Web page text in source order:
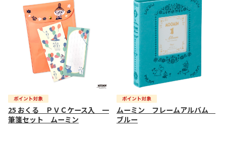
25 おくる ＰＶＣケース入 一
筆箋セット ムーミン
ムーミン フレームアルバム
ブルー